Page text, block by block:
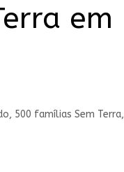
em
500 famílias Sem Terra,